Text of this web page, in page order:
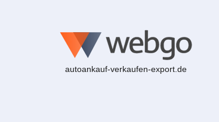
autoankauf-verkaufen-export.de